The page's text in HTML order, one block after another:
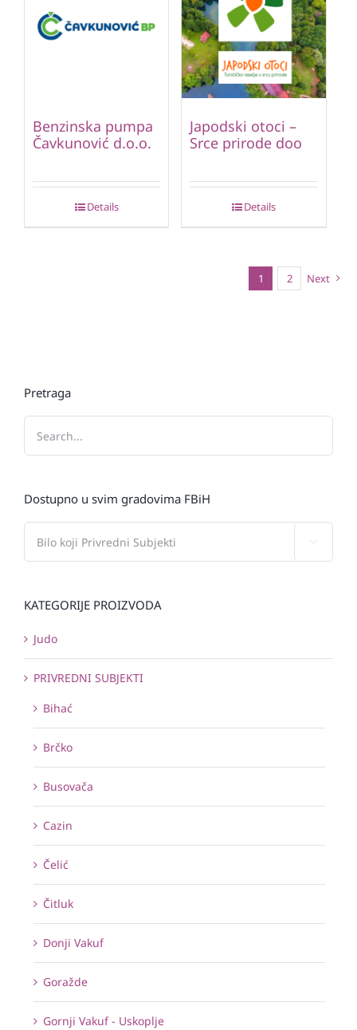
Benzinska pumpa
Čavkunović d.o.o.
Details
Japodski otoci –
Srce prirode doo
Details
1 2 Next
Pretraga
Dostupno u svim gradovima FBiH
KATEGORIJE PROIZVODA
Judo
PRIVREDNI SUBJEKTI
Bihać
Brčko
Busovača
Cazin
Čelić
Čitluk
Donji Vakuf
Goražde
Gornji Vakuf - Uskoplje